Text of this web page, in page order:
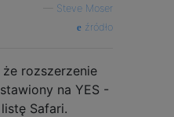
Steve Moser
źródło
rozszerzenie
na YES -
Safari.